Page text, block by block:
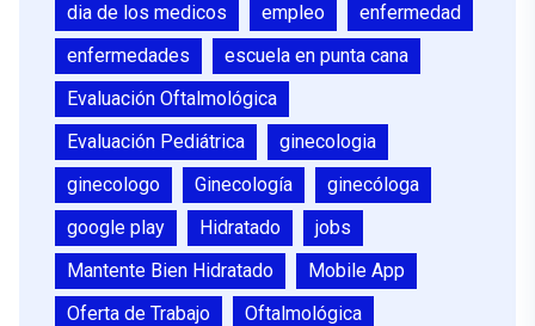
dia de los medicos
empleo
enfermedad
enfermedades
escuela en punta cana
Evaluación Oftalmológica
Evaluación Pediátrica
ginecologia
ginecologo
Ginecología
ginecóloga
google play
Hidratado
jobs
Mantente Bien Hidratado
Mobile App
Oferta de Trabajo
Oftalmológica